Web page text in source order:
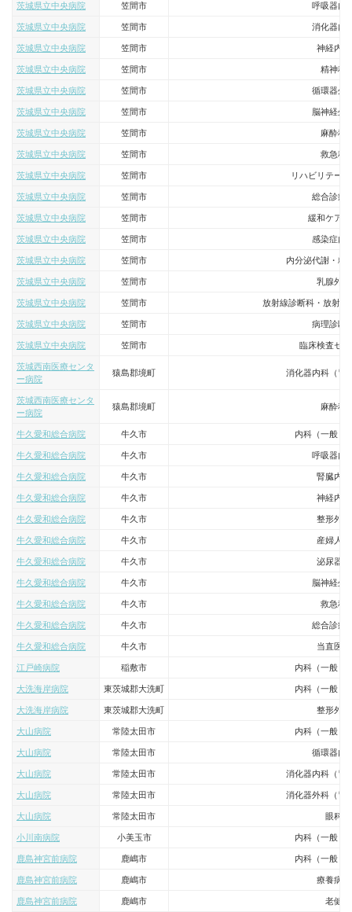
茨城県立中央病院 笠間市 呼吸器内
茨城県立中央病院 笠間市 消化器内
茨城県立中央病院 笠間市 神経内科
茨城県立中央病院 笠間市 精神科
茨城県立中央病院 笠間市 循環器外
茨城県立中央病院 笠間市 脳神経外
茨城県立中央病院 笠間市 麻酔科
茨城県立中央病院 笠間市 救急科
茨城県立中央病院 笠間市 リハビリテー
茨城県立中央病院 笠間市 総合診療
茨城県立中央病院 笠間市 緩和ケア
茨城県立中央病院 笠間市 感染症内
茨城県立中央病院 笠間市 内分泌代謝・糖
茨城県立中央病院 笠間市 乳腺外科
茨城県立中央病院 笠間市 放射線診断科・放射線
茨城県立中央病院 笠間市 病理診断
茨城県立中央病院 笠間市 臨床検査セ
茨城西南医療センタ
ー病院
猿島郡境町 消化器内科（胃
茨城西南医療センタ
ー病院
猿島郡境町 麻酔科
牛久愛和総合病院 牛久市 内科（一般・
牛久愛和総合病院 牛久市 呼吸器内
牛久愛和総合病院 牛久市 腎臓内科
牛久愛和総合病院 牛久市 神経内科
牛久愛和総合病院 牛久市 整形外科
牛久愛和総合病院 牛久市 産婦人科
牛久愛和総合病院 牛久市 泌尿器科
牛久愛和総合病院 牛久市 脳神経外
牛久愛和総合病院 牛久市 救急科
牛久愛和総合病院 牛久市 総合診療
牛久愛和総合病院 牛久市 当直医師
江戸崎病院 稲敷市 内科（一般・
大洗海岸病院 東茨城郡大洗町 内科（一般・
大洗海岸病院 東茨城郡大洗町 整形外科
大山病院 常陸太田市 内科（一般・
大山病院 常陸太田市 循環器内
大山病院 常陸太田市 消化器内科（胃
大山病院 常陸太田市 消化器外科（胃
大山病院 常陸太田市 眼科
小川南病院 小美玉市 内科（一般・
鹿島神宮前病院 鹿嶋市 内科（一般・
鹿島神宮前病院 鹿嶋市 療養病床
鹿島神宮前病院 鹿嶋市 老健